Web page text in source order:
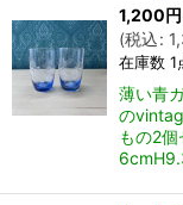
1,200 円
(税込:
在庫数 1
薄い青
の
もの2